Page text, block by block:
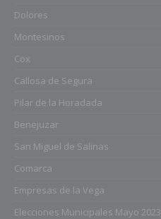
Dolores
Montesinos
Cox
Callosa de Segura
Pilar de la Horadada
Benejuzar
San Miguel de Salinas
Comarca
Empresas de la Vega
Elecciones Municipales Mayo 2023